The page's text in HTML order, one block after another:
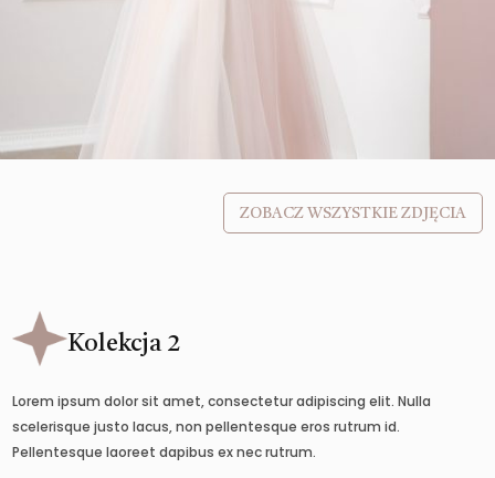
ZOBACZ WSZYSTKIE ZDJĘCIA
Kolekcja 2
Lorem ipsum dolor sit amet, consectetur adipiscing elit. Nulla
scelerisque justo lacus, non pellentesque eros rutrum id.
Pellentesque laoreet dapibus ex nec rutrum.